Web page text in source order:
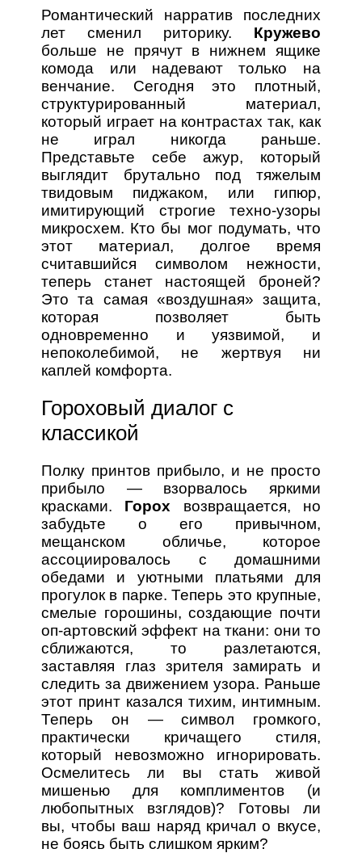
Романтический нарратив последних
лет сменил риторику. Кружево
больше не прячут в нижнем ящике
комода или надевают только на
венчание. Сегодня это плотный,
структурированный материал,
который играет на контрастах так, как
не играл никогда раньше.
Представьте себе ажур, который
выглядит брутально под тяжелым
твидовым пиджаком, или гипюр,
имитирующий строгие техно-узоры
микросхем. Кто бы мог подумать, что
этот материал, долгое время
считавшийся символом нежности,
теперь станет настоящей броней?
Это та самая «воздушная» защита,
которая позволяет быть
одновременно и уязвимой, и
непоколебимой, не жертвуя ни
каплей комфорта.
Гороховый диалог с
классикой
Полку принтов прибыло, и не просто
прибыло — взорвалось яркими
красками. Горох возвращается, но
забудьте о его привычном,
мещанском обличье, которое
ассоциировалось с домашними
обедами и уютными платьями для
прогулок в парке. Теперь это крупные,
смелые горошины, создающие почти
оп-артовский эффект на ткани: они то
сближаются, то разлетаются,
заставляя глаз зрителя замирать и
следить за движением узора. Раньше
этот принт казался тихим, интимным.
Теперь он — символ громкого,
практически кричащего стиля,
который невозможно игнорировать.
Осмелитесь ли вы стать живой
мишенью для комплиментов (и
любопытных взглядов)? Готовы ли
вы, чтобы ваш наряд кричал о вкусе,
не боясь быть слишком ярким?